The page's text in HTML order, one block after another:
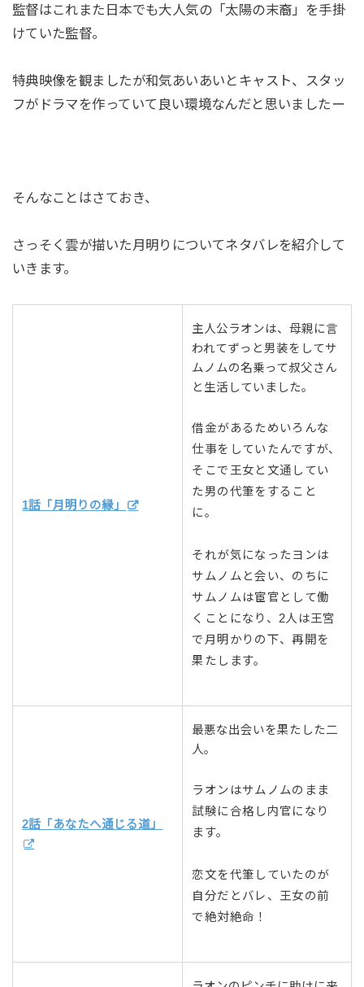
監督はこれまた日本でも大人気の「太陽の末裔」を手掛
けていた監督。
特典映像を観ましたが和気あいあいとキャスト、スタッ
フがドラマを作っていて良い環境なんだと思いましたー
そんなことはさておき、
さっそく雲が描いた月明りについてネタバレを紹介して
いきます。
1話「月明りの縁」
主人公ラオンは、母親に言
われてずっと男装をしてサ
ムノムの名乗って叔父さん
と生活していました。
借金があるためいろんな
仕事をしていたんですが、
そこで王女と文通してい
た男の代筆をすること
に。
それが気になったヨンは
サムノムと会い、のちに
サムノムは宦官として働
くことになり、2人は王宮
で月明かりの下、再開を
果たします。
2話「あなたへ通じる道」
最悪な出会いを果たした二
人。
ラオンはサムノムのまま
試験に合格し内官になり
ます。
恋文を代筆していたのが
自分だとバレ、王女の前
で絶対絶命！